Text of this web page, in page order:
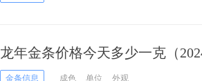
龙年金条价格今天多少一克（
金条信息 成色 单位 外观